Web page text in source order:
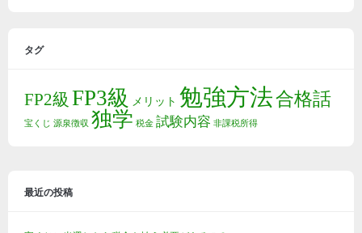
タグ
FP2級 FP3級 メリット 勉強方法合格話
宝くじ 源泉徴収 独学 税金 試験内容 非課税所得
最近の投稿